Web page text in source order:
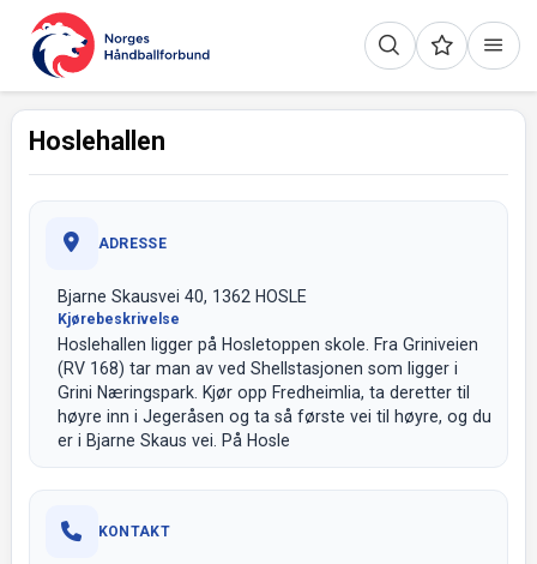
Hoslehallen
ADRESSE
Bjarne Skausvei 40, 1362 HOSLE
Kjørebeskrivelse
Hoslehallen ligger på Hosletoppen skole. Fra Griniveien
(RV 168) tar man av ved Shellstasjonen som ligger i
Grini Næringspark. Kjør opp Fredheimlia, ta deretter til
høyre inn i Jegeråsen og ta så første vei til høyre, og du
er i Bjarne Skaus vei. På Hosle
KONTAKT